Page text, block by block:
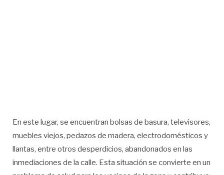
En este lugar, se encuentran bolsas de basura, televisores,
muebles viejos, pedazos de madera, electrodomésticos y
llantas, entre otros desperdicios, abandonados en las
inmediaciones de la calle. Esta situación se convierte en un